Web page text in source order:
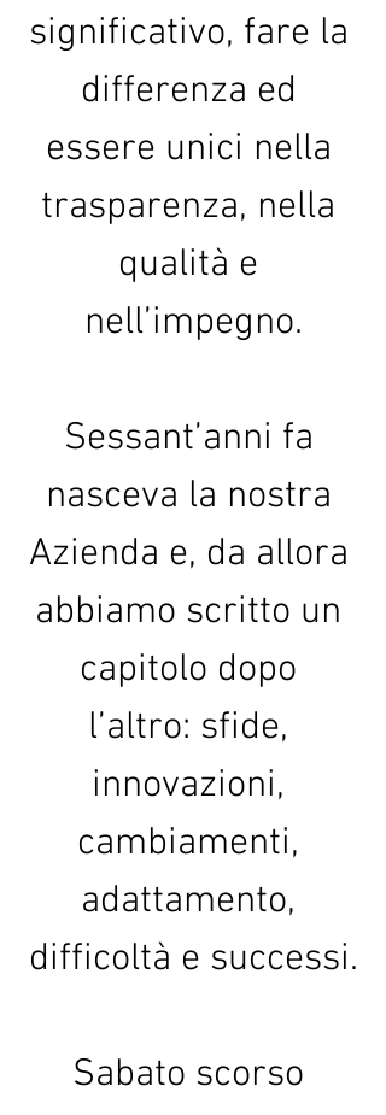
significativo, fare la
differenza ed
essere unici nella
trasparenza, nella
qualità e
nell’impegno.
Sessant’anni fa
nasceva la nostra
Azienda e, da allora
abbiamo scritto un
capitolo dopo
l’altro: sfide,
innovazioni,
cambiamenti,
adattamento,
difficoltà e successi.
Sabato scorso